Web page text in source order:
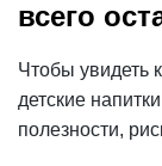
всего
Чтобы увидеть
детские
полезности,